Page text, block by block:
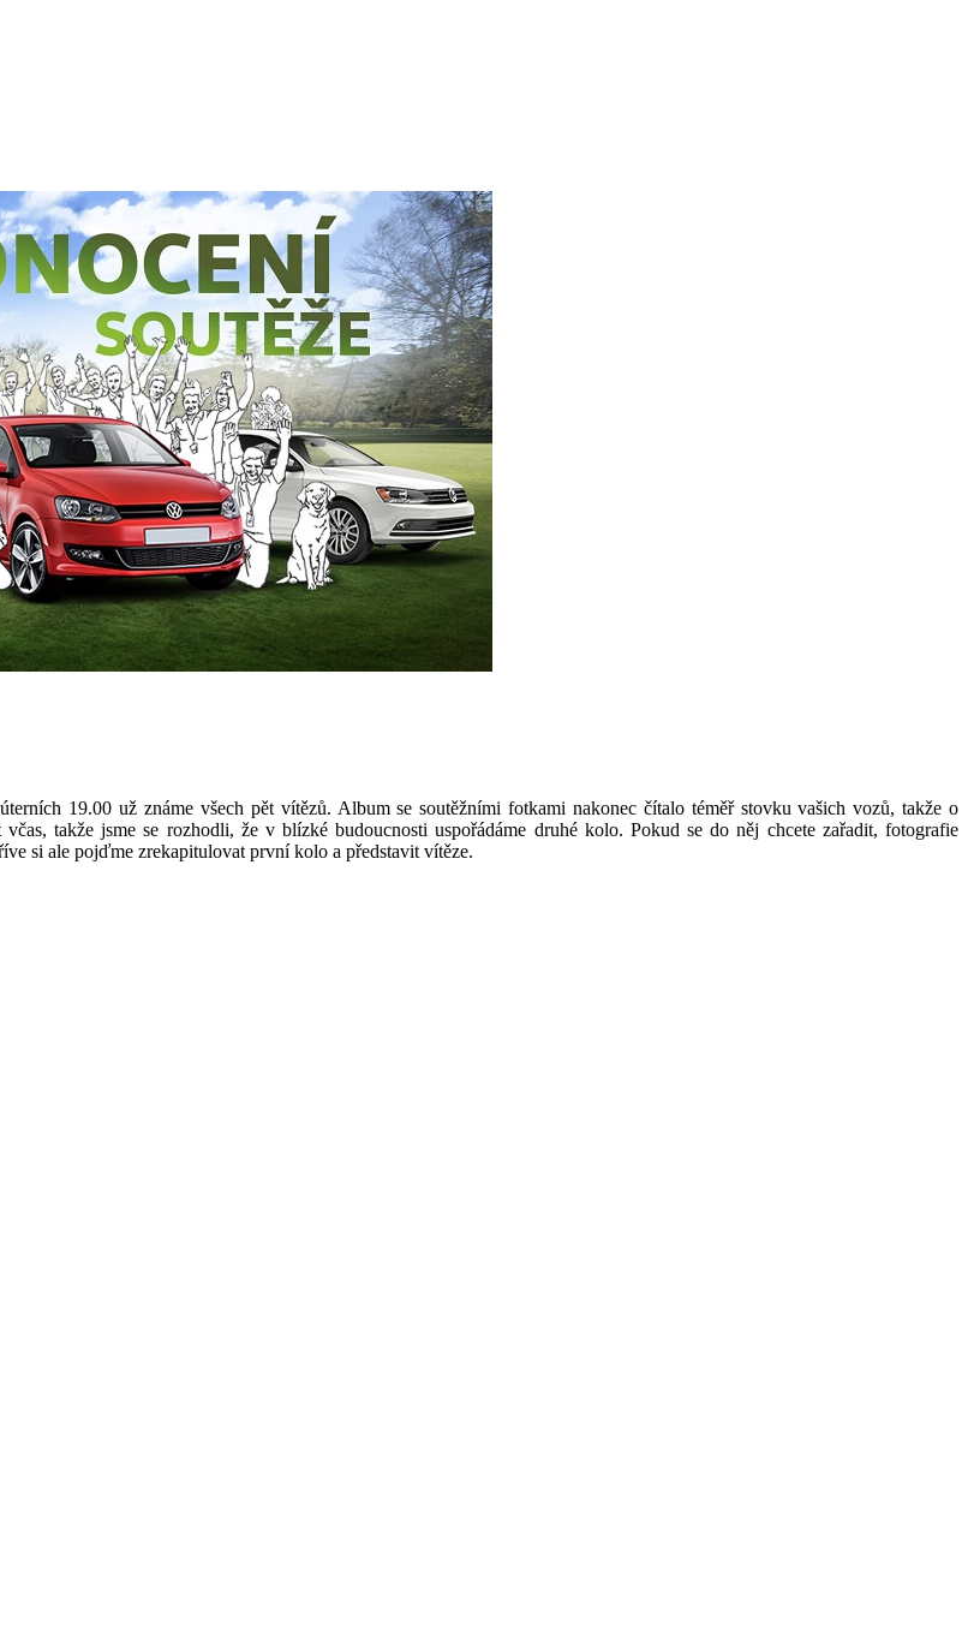
19.00 už známe všech pět vítězů. Album se soutěžními fotkami nakonec čítalo téměř stovku vašich vozů, takže o
takže jsme se rozhodli, že v blízké budoucnosti uspořádáme druhé kolo. Pokud se do něj chcete zařadit, fotografie
si ale pojďme zrekapitulovat první kolo a představit vítěze.